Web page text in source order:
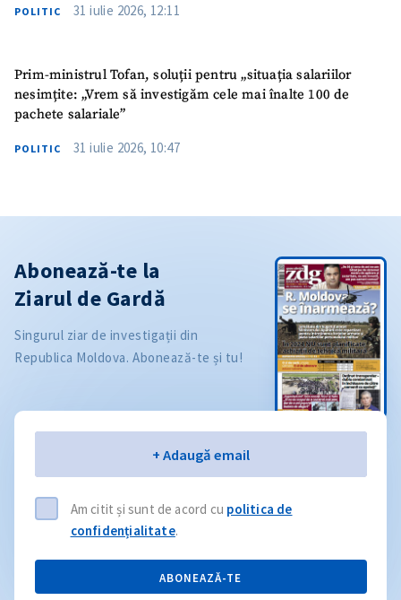
POLITIC 31 iulie 2026, 12:11
Prim-ministrul Tofan, soluții pentru „situația salariilor
nesimțite: „Vrem să investigăm cele mai înalte 100 de
pachete salariale”
POLITIC 31 iulie 2026, 10:47
Abonează-te la
Ziarul de Gardă
Singurul ziar de investigații din
Republica Moldova. Abonează-te și tu!
+ Adaugă email
Am citit și sunt de acord cu politica de
confidențialitate.
ABONEAZĂ-TE